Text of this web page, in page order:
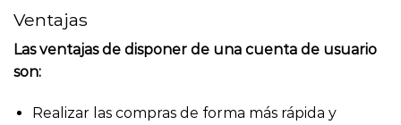
Ventajas
Las ventajas de disponer de una cuenta de usuario
son:
Realizar las compras de forma más rápida y